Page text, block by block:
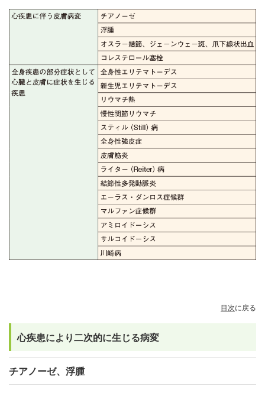
目次に戻る
心疾患により二次的に生じる病変
チアノーゼ、浮腫